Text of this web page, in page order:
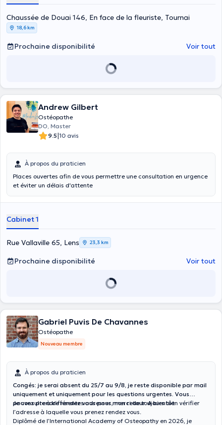
Chaussée de Douai 146, En face de la fleuriste, Tournai
18,6 km
Prochaine disponibilité Voir tout
Andrew Gilbert
Ostéopathe
DO, Master
9.5|10 avis
À propos du praticien
Places ouvertes afin de vous permettre une consultation en urgence
et éviter un délais d'attente
Cabinet 1
Rue Vallaville 65, Lens 23,3 km
Prochaine disponibilité Voir tout
Gabriel Puvis De Chavannes
Ostéopathe
Nouveau membre
À propos du praticien
Congés: je serai absent du 25/7 au 9/8, je reste disponible par mail
uniquement et uniquement pour les questions urgentes. Vous
pouvez prendre rendez vous pour mon retour. A bientôt.
Je consulte à différentes adresses, merci de toujours bien vérifier
l’adresse à laquelle vous prenez rendez vous.
Diplômé de l’International Academy of Osteopathy en 2026, je